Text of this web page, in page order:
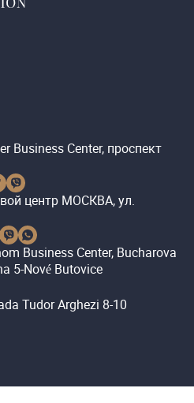
Business Center, проспект
центр МОСКВА, ул.
Business Center, Bucharova
5-Nové Butovice
Tudor Arghezi 8-10